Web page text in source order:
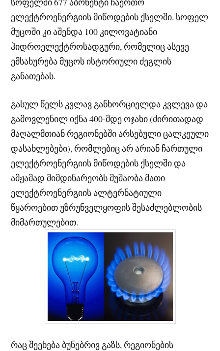
ელექტროენერგიის მიწოდების ქსელში. სოფელ
მუცოში კი აშენდა 100 კილოვატიანი
ჰიდროელექტროსადგური, რომელიც ასევე
ემსახურება მუცოს ისტორიული ძეგლის
განათებას.
გასულ წელს კვლავ განხორციელდა კვლევა და
გამოვლენილ იქნა 400-მდე ოჯახი (ძირითადად
მაღალმთიან რეგიონებში არსებული ცალკეული
დასახლებები), რომლებიც არ არიან ჩართული
ელექტროენერგიის მიწოდების ქსელში და
ამჟამად მიმდინარეობს მუშაობა მათი
ელექტროენერგიის ალტერნატიული
წყაროებით უზრუნველყოფის შესაძლებლობის
მიმართულებით.
რაც შეეხება ბუნებრივ გაზს, რეგიონების